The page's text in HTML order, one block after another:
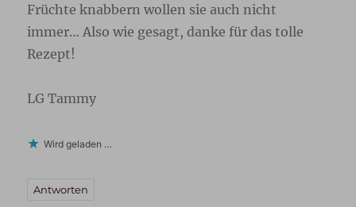
Früchte knabbern wollen sie auch nicht
immer… Also wie gesagt, danke für das tolle
Rezept!
LG Tammy
Wird geladen …
Antworten